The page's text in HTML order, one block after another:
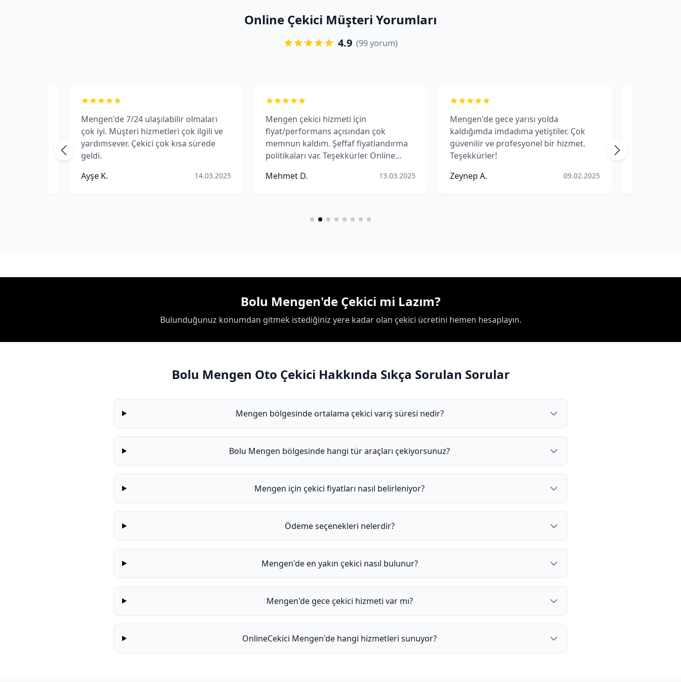
Online Çekici Müşteri Yorumları
4.9 (99 yorum)
Mengen'de 7/24 ulaşılabilir olmaları
çok iyi. Müşteri hizmetleri çok ilgili ve
yardımsever. Çekici çok kısa sürede
geldi.
Ayşe K.
14.03.2025
Mengen çekici hizmeti için
fiyat/performans açısından çok
memnun kaldım. Şeffaf fiyatlandırma
politikaları var. Teşekkürler Online
Mehmet D. 13.03.2025
Mengen'de gece yarısı yolda
kaldığımda imdadıma yetiştiler. Çok
güvenilir ve profesyonel bir hizmet.
Teşekkürler!
Zeynep A.
09.02.2025
Bolu Mengen'de Çekici mi Lazım?
Bulunduğunuz konumdan gitmek istediğiniz yere kadar olan çekici ücretini hemen hesaplayın.
Bolu Mengen Oto Çekici Hakkında Sıkça Sorulan Sorular
Mengen bölgesinde ortalama çekici varış süresi nedir?
Bolu Mengen bölgesinde hangi tür araçları çekiyorsunuz?
Mengen için çekici fiyatları nasıl belirleniyor?
Ödeme seçenekleri nelerdir?
Mengen'de en yakın çekici nasıl bulunur?
Mengen'de gece çekici hizmeti var mı?
OnlineCekici Mengen'de hangi hizmetleri sunuyor?